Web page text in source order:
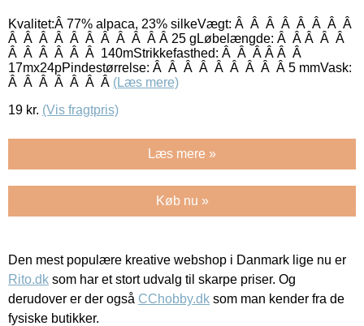
Kvalitet:Â 77% alpaca, 23% silkeVægt: Â Â Â Â Â Â Â Â
Â Â Â Â Â Â Â Â Â Â Â 25 gLøbelængde: Â Â Â Â Â
Â Â Â Â Â Â 140mStrikkefasthed: Â Â Â Â Â Â
17mx24pPindestørrelse: Â Â Â Â Â Â Â Â Â 5 mmVask:
Â Â Â Â Â Â Â (Læs mere)
19 kr. (Vis fragtpris)
Læs mere »
Køb nu »
Den mest populære kreative webshop i Danmark lige nu er
Rito.dk som har et stort udvalg til skarpe priser. Og
derudover er der også CChobby.dk som man kender fra de
fysiske butikker.